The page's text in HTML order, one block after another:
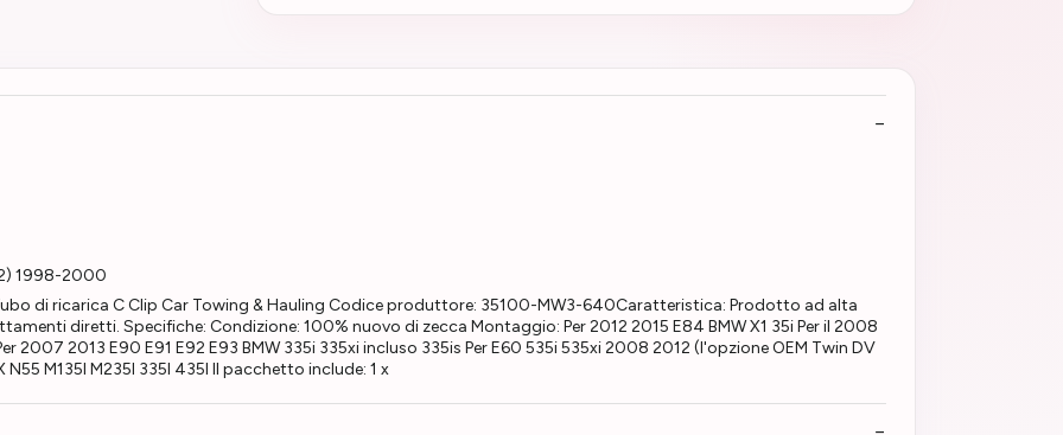
1998-2000
di ricarica C Clip Car Towing & Hauling Codice produttore: 35100-MW3-640Caratteristica: Prodotto ad alta
diretti. Specifiche: Condizione: 100% nuovo di zecca Montaggio: Per 2012 2015 E84 BMW X1 35i Per il 2008
2007 2013 E90 E91 E92 E93 BMW 335i 335xi incluso 335is Per E60 535i 535xi 2008 2012 (l'opzione OEM Twin DV
M135I M235I 335I 435I Il pacchetto include: 1 x